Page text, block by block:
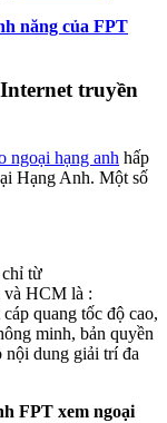
năng của FPT
truyền
ngoại hạng anh hấp
Hạng Anh. Một số
từ
và HCM là :
quang tốc độ cao,
minh, bản quyền
nội dung giải trí đa
FPT xem ngoại